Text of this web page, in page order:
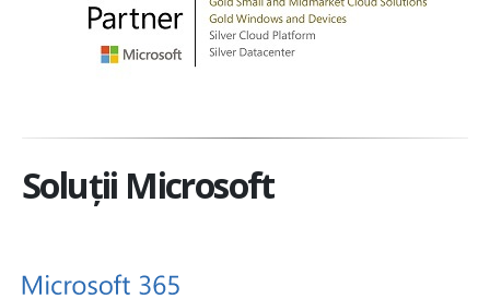
Soluții Microsoft